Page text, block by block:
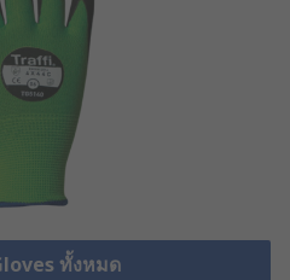
ทั้งหมด